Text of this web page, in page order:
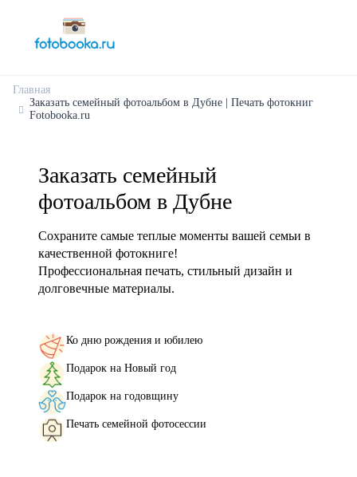
Главная
Заказать семейный фотоальбом в Дубне | Печать фотокниг
Fotobooka.ru
Заказать семейный
фотоальбом в Дубне
Сохраните самые теплые моменты вашей семьи в
качественной фотокниге!
Профессиональная печать, стильный дизайн и
долговечные материалы.
Ко дню рождения и юбилею
Подарок на Новый год
Подарок на годовщину
Печать семейной фотосессии